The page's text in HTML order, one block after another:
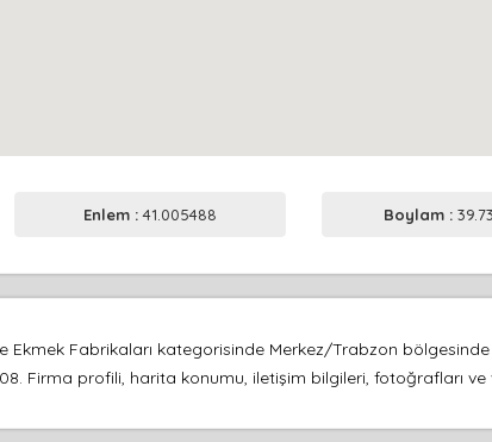
Enlem :41.005488 Boylam :
Ekmek Fabrikaları kategorisinde Merkez/Trabzon
Firma profili, harita konumu, iletişim bilgileri, fotoğrafları